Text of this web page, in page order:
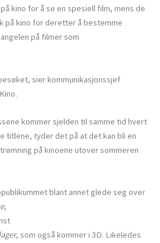
kino for å se en spesiell film, mens de
på kino for deretter å bestemme
på filmer som
sier kommunikasjonssjef
kommer sjelden til samme tid hvert
titlene, tyder det på at det kan bli en
på kinoene utover sommeren
blant annet glede seg over
,
, som også kommer i 3D. Likeledes